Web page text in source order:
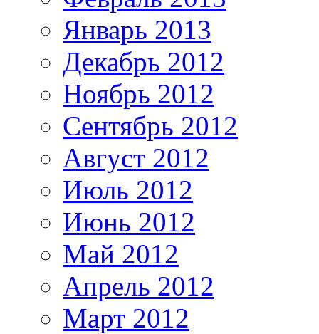
Январь 2013
Декабрь 2012
Ноябрь 2012
Сентябрь 2012
Август 2012
Июль 2012
Июнь 2012
Май 2012
Апрель 2012
Март 2012